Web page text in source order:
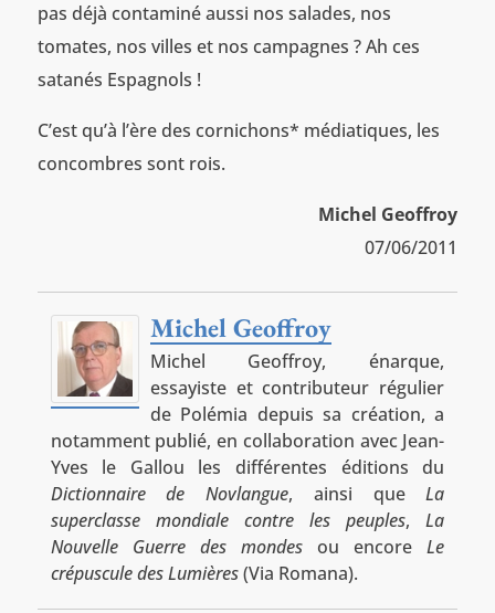
pas déjà contaminé aussi nos salades, nos
tomates, nos villes et nos campagnes ? Ah ces
satanés Espagnols !
C’est qu’à l’ère des cornichons* médiatiques, les
concombres sont rois.
Michel Geoffroy
07/06/2011
Michel Geoffroy
Michel Geoffroy, énarque,
essayiste et contributeur régulier
de Polémia depuis sa création, a
notamment publié, en collaboration avec Jean-
Yves le Gallou les différentes éditions du
Dictionnaire de Novlangue, ainsi queLa
superclasse mondiale contre les peuples,La
Nouvelle Guerre des mondes ou encoreLe
crépuscule des Lumières(Via Romana).